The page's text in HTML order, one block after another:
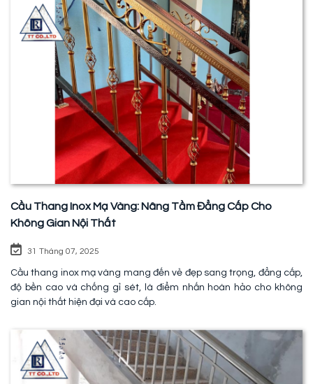
Cầu Thang Inox Mạ Vàng: Nâng Tầm Đẳng Cấp Cho
Không Gian Nội Thất
31 Tháng 07, 2025
Cầu thang inox mạ vàng mang đến vẻ đẹp sang trọng, đẳng cấp,
độ bền cao và chống gỉ sét, là điểm nhấn hoàn hảo cho không
gian nội thất hiện đại và cao cấp.